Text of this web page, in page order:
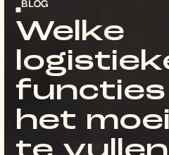
Welke
functies
het